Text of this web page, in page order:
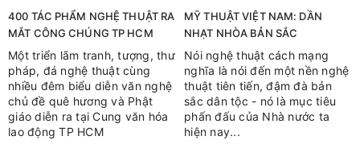
400 TÁC PHẨM NGHỆ THUẬT RA
MẮT CÔNG CHÚNG TP HCM
Một triển lãm tranh, tượng, thư
pháp, đá nghệ thuật cùng
nhiều đêm biểu diễn văn nghệ
chủ đề quê hương và Phật
giáo diễn ra tại Cung văn hóa
lao động TP HCM
MỸ THUẬT VIỆT NAM: DẦN
NHẠT NHÒA BẢN SẮC
Nói nghệ thuật cách mạng
nghĩa là nói đến một nền nghệ
thuật tiên tiến, đậm đà bản
sắc dân tộc - nó là mục tiêu
phấn đấu của Nhà nước ta
hiện nay...